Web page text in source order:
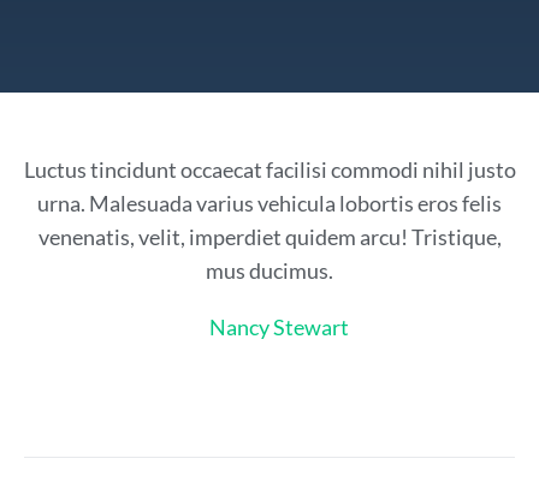
Luctus tincidunt occaecat facilisi commodi nihil justo
urna. Malesuada varius vehicula lobortis eros felis
venenatis, velit, imperdiet quidem arcu! Tristique,
mus ducimus.
Nancy Stewart